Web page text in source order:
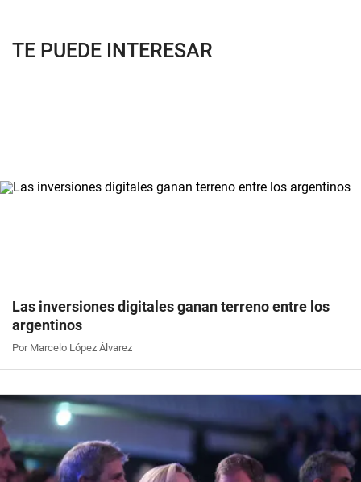
TE PUEDE INTERESAR
Las inversiones digitales ganan terreno entre los
argentinos
Por Marcelo López Álvarez